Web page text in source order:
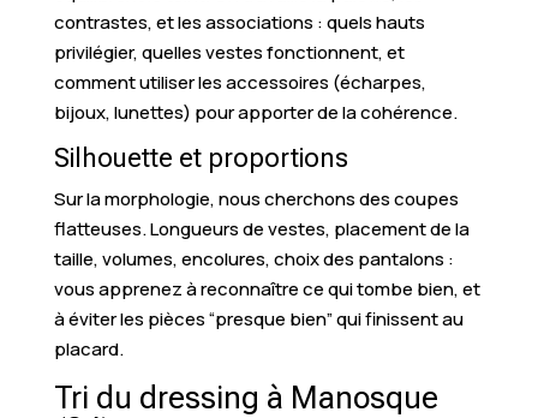
contrastes, et les associations : quels hauts
privilégier, quelles vestes fonctionnent, et
comment utiliser les accessoires (écharpes,
bijoux, lunettes) pour apporter de la cohérence.
Silhouette et proportions
Sur la morphologie, nous cherchons des coupes
flatteuses. Longueurs de vestes, placement de la
taille, volumes, encolures, choix des pantalons :
vous apprenez à reconnaître ce qui tombe bien, et
à éviter les pièces “presque bien” qui finissent au
placard.
Tri du dressing à Manosque